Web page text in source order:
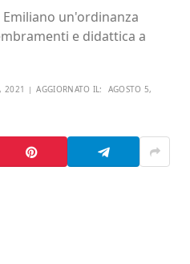
un'ordinanza
e didattica a
2021 AGGIORNATO IL: AGOSTO 5,